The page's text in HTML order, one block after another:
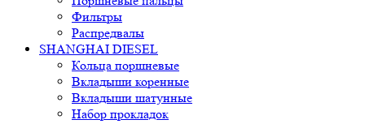
Фильтры
Распредвалы
SHANGHAI DIESEL
Кольца поршневые
Вкладыши коренные
Вкладыши шатунные
Набор прокладок